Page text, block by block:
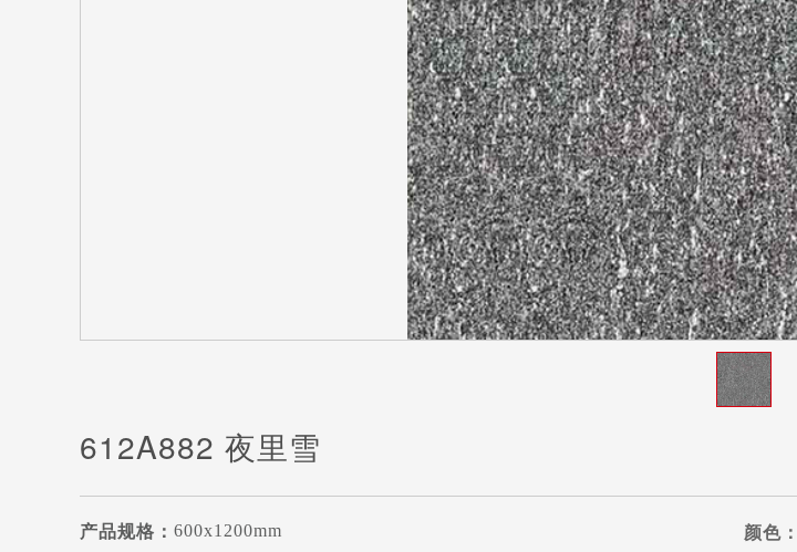
612A882 夜里雪
612A882 夜里雪
产品规格： 600x1200mm 颜色：